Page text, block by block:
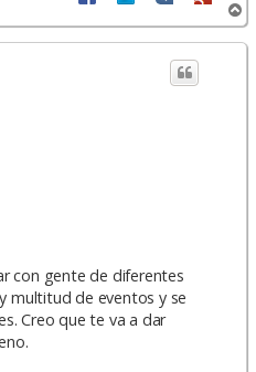
r
r
con gente de diferentes
multitud de eventos y se
Creo que te va a dar